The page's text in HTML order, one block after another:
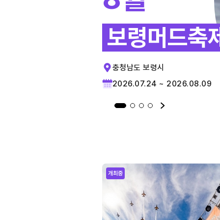
보령머드축
충청남도 보령시
2026.07.24 ~ 2026.08.09
개최중